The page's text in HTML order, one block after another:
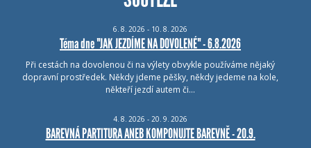
6. 8. 2026 - 10. 8. 2026
Téma dne "JAK JEZDÍME NA DOVOLENÉ" - 6.8.2026
Při cestách na dovolenou či na výlety obvykle používáme nějaký
dopravní prostředek. Někdy jdeme pěšky, někdy jedeme na kole,
někteří jezdí autem či…
4. 8. 2026 - 20. 9. 2026
BAREVNÁ PARTITURA ANEB KOMPONUJTE BAREVNĚ - 20.9.